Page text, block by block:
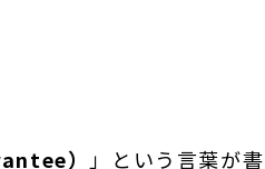
）
」という言葉が